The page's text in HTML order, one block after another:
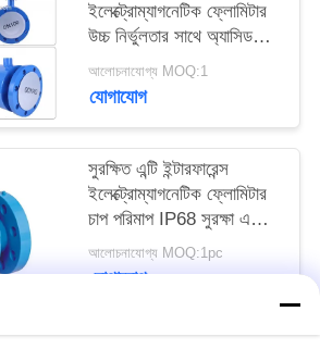
ইলেক্ট্রোম্যাগনেটিক ফ্লোমিটার
উচ্চ নির্ভুলতার সাথে অ্যাসিড
অ্যালকালি প্রতিরোধী তরল জন্য
আলোচনাযোগ্য MOQ:1
যোগাযোগ
সুরক্ষিত এন্টি ইন্টারফারেন্স
ইলেক্ট্রোম্যাগনেটিক ফ্লোমিটার
চাপ পরিমাপ IP68 সুরক্ষা এবং
RS485 যোগাযোগ সহ
আলোচনাযোগ্য MOQ:1pc
যোগাযোগ